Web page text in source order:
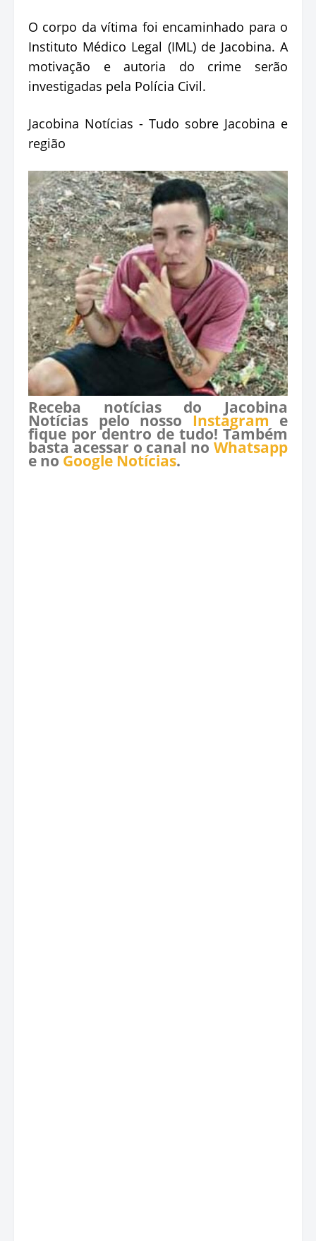
O corpo da vítima foi encaminhado para o
Instituto Médico Legal (IML) de Jacobina. A
motivação e autoria do crime serão
investigadas pela Polícia Civil.
Jacobina Notícias - Tudo sobre Jacobina e
região
Receba notícias do Jacobina
Notícias pelo nosso Instagram e
fique por dentro de tudo! Também
basta acessar o canal no Whatsapp
e no Google Notícias.